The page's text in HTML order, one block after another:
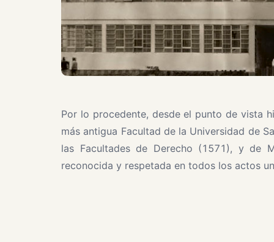
Por lo procedente, desde el punto de vista
más antigua Facultad de la Universidad de
las Facultades de Derecho (1571), y de
reconocida y respetada en todos los actos